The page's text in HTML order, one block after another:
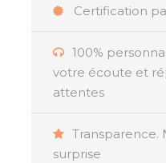
Certification
100%
votre écoute et
attentes
Transparence.
surprise
circuit familial
votre famille une
Plongez-vous dans
des activités
découverte des
du riz, ainsi qu’à